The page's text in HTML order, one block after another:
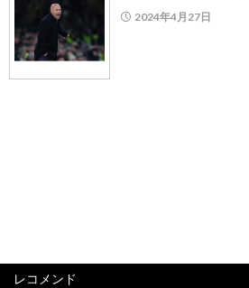
2024年4月27日
レコメンド